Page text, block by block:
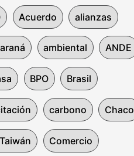
Acuerdo alianzas
ambiental ANDE
BPO Brasil
carbono Chaco
Comercio